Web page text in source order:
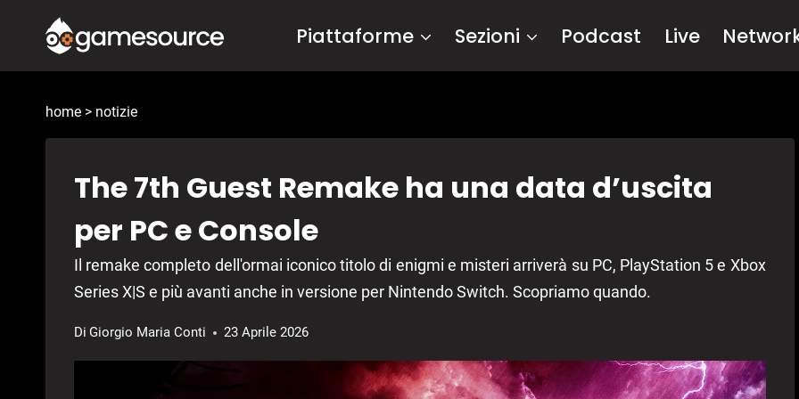
contenuto
Piattaforme Sezioni Podcast Live
home > notizie
The 7th Guest Remake ha una data d’uscita
per PC e Console
Il remake completo dell'ormai iconico titolo di enigmi e misteri arriverà su PC, PlayStation 5 e Xbox
Series X|S e più avanti anche in versione per Nintendo Switch. Scopriamo quando.
Di Giorgio Maria Conti 23 Aprile 2026